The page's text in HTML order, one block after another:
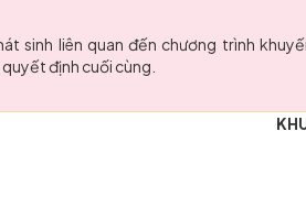
sinh liên quan đến chương trình
định cuối cùng.